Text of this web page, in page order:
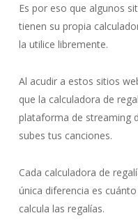
Es por eso que algunos
tienen su propia
la utilice libremente.
Al acudir a estos sitios
que la calculadora de
plataforma de streaming
subes tus canciones.
Cada calculadora de
única diferencia es
calcula las regalías.